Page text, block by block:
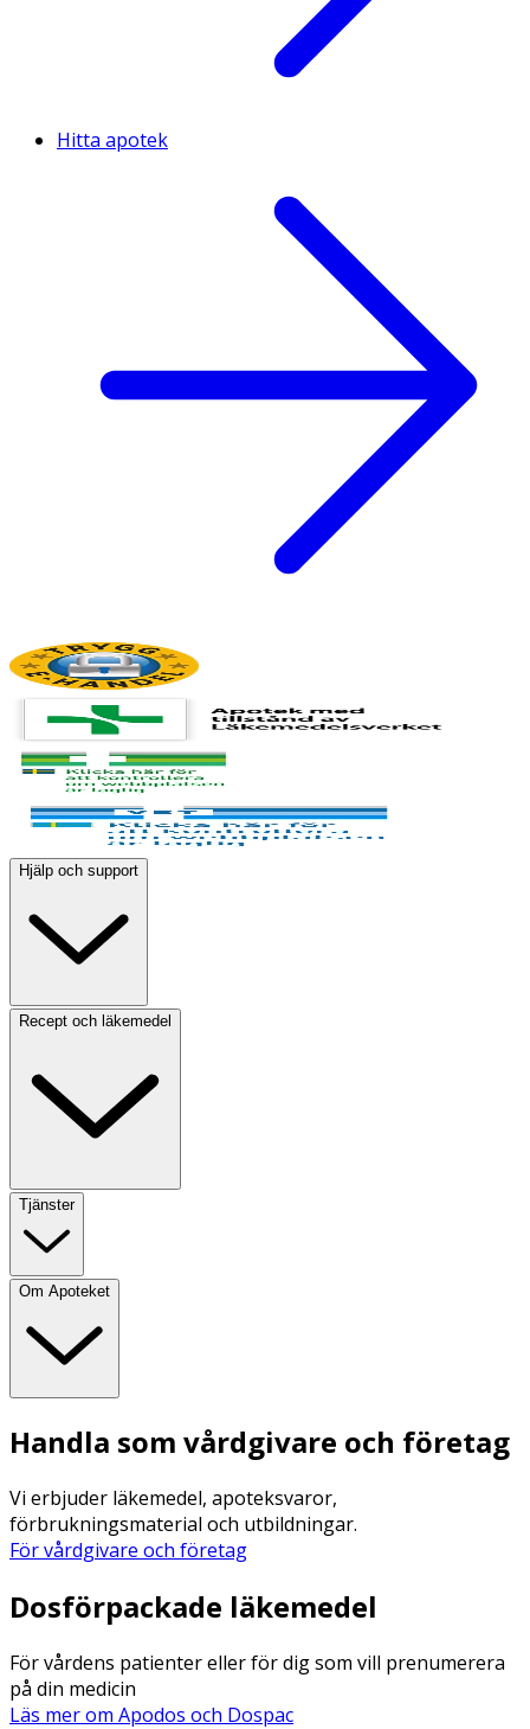
Hitta apotek
Hjälp och support
Recept och läkemedel
Tjänster
Om Apoteket
Handla som vårdgivare och företag
Vi erbjuder läkemedel, apoteksvaror,
förbrukningsmaterial och utbildningar.
För vårdgivare och företag
Dosförpackade läkemedel
För vårdens patienter eller för dig som vill prenumerera
på din medicin
Läs mer om Apodos och Dospac